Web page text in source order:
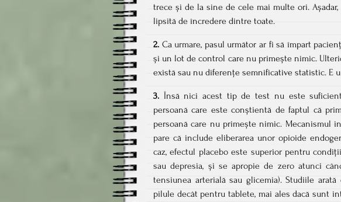
trece și de la sine de cele mai multe ori.
lipsită de încredere dintre toate.
2. Ca urmare, pasul următor ar fi să împart
și un lot de control care nu primește nimic.
există sau nu diferențe semnificative statistic. E
3. Însă nici acest tip de test nu este
persoană care este conștientă de faptul că
persoană care nu primește nimic. Mecanismul
pare că include eliberarea unor opioide
caz, efectul placebo este superior pentru
sau depresia, și se apropie de zero atunci
tensiunea arterială sau glicemia). Studiile
pilule decât pentru tablete, mai ales dacă sunt